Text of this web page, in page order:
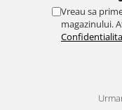
Vreau sa
magazinului.